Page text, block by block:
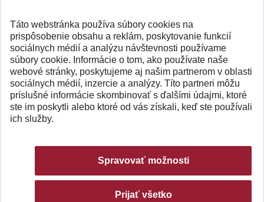
SPÄŤ NA VRCH
Táto webstránka používa súbory cookies na
prispôsobenie obsahu a reklám, poskytovanie funkcií
sociálnych médií a analýzu návštevnosti používame
súbory cookie. Informácie o tom, ako používate naše
webové stránky, poskytujeme aj našim partnerom v oblasti
sociálnych médií, inzercie a analýzy. Títo partneri môžu
príslušné informácie skombinovať s ďalšími údajmi, ktoré
ste im poskytli alebo ktoré od vás získali, keď ste používali
ich služby.
Spravovať možnosti
Prijať všetko